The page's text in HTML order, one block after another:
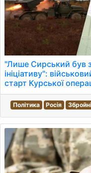
"Лише Сирський був
ініціативу":
старт Курської
Політика Росія